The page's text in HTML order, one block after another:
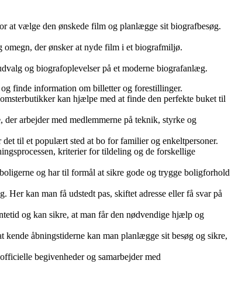
at vælge den ønskede film og planlægge sit biografbesøg.
der ønsker at nyde film i et biografmiljø.
og biografoplevelser på et moderne biografanlæg.
finde information om billetter og forestillinger.
kan hjælpe med at finde den perfekte buket til
arbejder med medlemmerne på teknik, styrke og
til et populært sted at bo for familier og enkeltpersoner.
kriterier for tildeling og de forskellige
og har til formål at sikre gode og trygge boligforhold
kan man få udstedt pas, skiftet adresse eller få svar på
og kan sikre, at man får den nødvendige hjælp og
åbningstiderne kan man planlægge sit besøg og sikre,
begivenheder og samarbejder med